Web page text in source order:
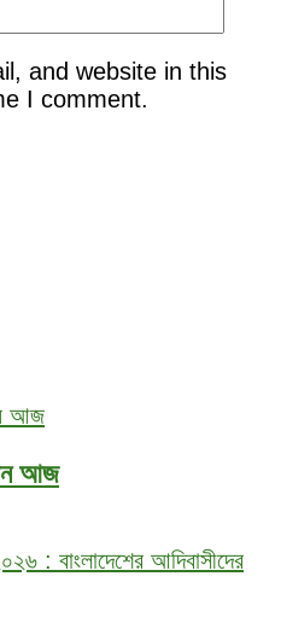
and website in this
I comment.
আজ